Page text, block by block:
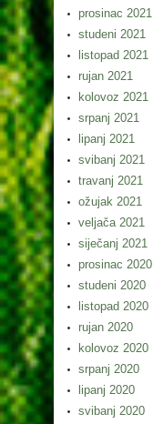
prosinac 2021
studeni 2021
listopad 2021
rujan 2021
kolovoz 2021
srpanj 2021
lipanj 2021
svibanj 2021
travanj 2021
ožujak 2021
veljača 2021
siječanj 2021
prosinac 2020
studeni 2020
listopad 2020
rujan 2020
kolovoz 2020
srpanj 2020
lipanj 2020
svibanj 2020